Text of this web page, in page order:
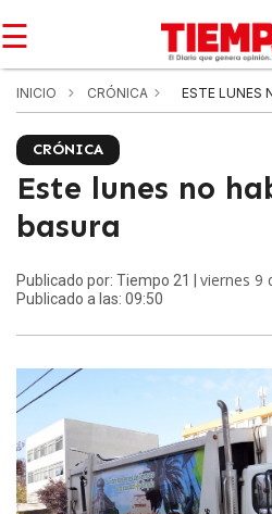
☰
INICIO CRÓNICA ESTE LUNES
CRÓNICA
Este lunes no
basura
Publicado por: Tiempo 21 | viernes 9
Publicado a las: 09:50